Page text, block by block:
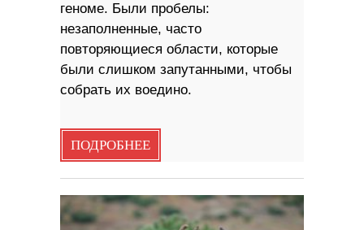
геноме. Были пробелы:
незаполненные, часто
повторяющиеся области, которые
были слишком запутанными, чтобы
собрать их воедино.
ПОДРОБНЕЕ